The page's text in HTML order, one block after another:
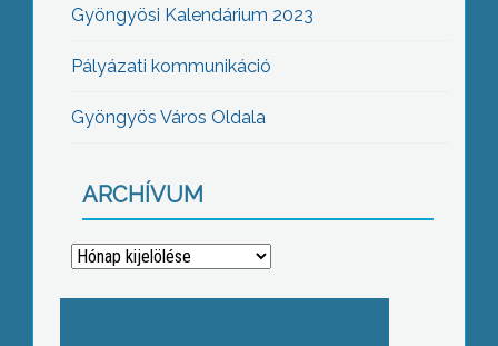
Gyöngyösi Kalendárium 2023
Pályázati kommunikáció
Gyöngyös Város Oldala
ARCHÍVUM
Archívum